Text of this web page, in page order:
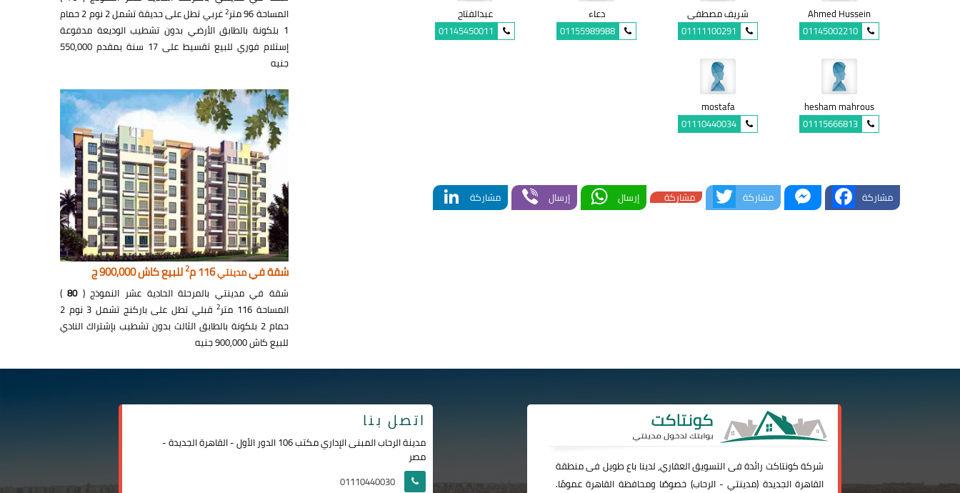
Ahmed Hussein
01145002210
شريف مصطفى
01111100291
دعاء
01155989988
عبدالفتاح
01145450011
hesham mahrous
01115666813
mostafa
01110440034
مشاركة Facebook
Messenger
مشاركة Twitterمشاركة إرسال WhatsApp
إرسال Viberمشاركة LinkedIn
المساحة 96 متر
2
غربي تطل على حديقة تشمل 2 نوم 2 حمام
1 بلكونة بالطابق الأرضي بدون تشطيب الوديعة مدفوعة
إستلام فوري للبيع تقسيط على 17 سنة بمقدم 550,000
جنيه
شقة فيمدينتي116 م 2للبيع كاش 900,000 ج
شقة في مدينتي بالمرحلة الحادية عشر النموذج (80
)
المساحة 116 متر
2
قبلي تطل على باركنج تشمل 3 نوم 2
حمام 2 بلكونة بالطابق الثالث بدون تشطيب بإشتراك النادي
للبيع كاش 900,000 جنيه
شركةكونتاكت رائدة فى التسويق العقاري، لدينا باع طويل فى منطقة
القاهرة الجديدة (مدينتي-الرحاب) خصوصًا ومحافظة القاهرة عمومًا.
اتصل بنا
مدينة الرحاب المبنى الإداري مكتب 106 الدور الأول - القاهرة الجديدة -
مصر
01110440030